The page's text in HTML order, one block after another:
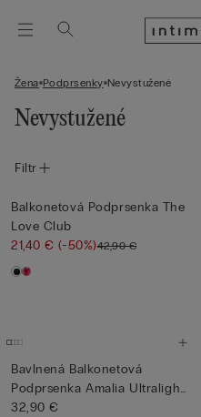
Žena Podprsenky Nevystužené
Nevystužené
Filtr
Balkonetová Podprsenka The
Love Club
21,40 €(-50%)42,90 €
Bavlnená Balkonetová
Podprsenka Amalia Ultralight
...
32,90 €